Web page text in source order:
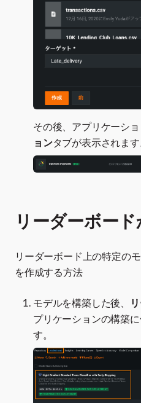
その後、アプリケーシ
ョンタブが表示されます
リーダーボード
リーダーボード上の特定の
を作成する方法
モデルを構築した後、
プリケーションの構築
す。